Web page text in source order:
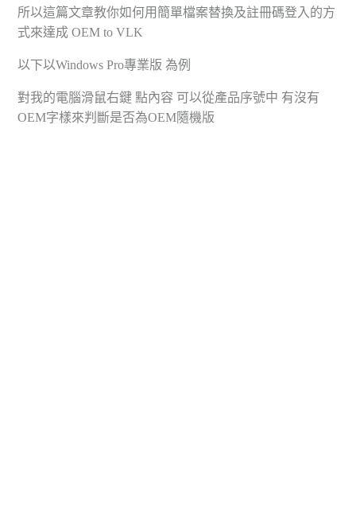
所以這篇文章教你如何用簡單檔案替換及註冊碼登入的方
式來達成 OEM to VLK
以下以Windows Pro專業版 為例
對我的電腦滑鼠右鍵 點內容 可以從產品序號中 有沒有
OEM字樣來判斷是否為OEM隨機版